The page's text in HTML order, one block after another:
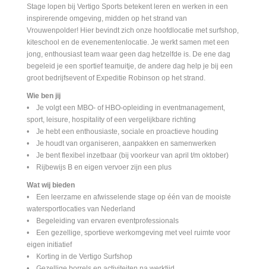
Stage lopen bij Vertigo Sports betekent leren en werken in een
inspirerende omgeving, midden op het strand van
Vrouwenpolder! Hier bevindt zich onze hoofdlocatie met surfshop,
kiteschool en de evenementenlocatie. Je werkt samen met een
jong, enthousiast team waar geen dag hetzelfde is. De ene dag
begeleid je een sportief teamuitje, de andere dag help je bij een
groot bedrijfsevent of Expeditie Robinson op het strand.
Wie ben jij
• Je volgt een MBO- of HBO-opleiding in eventmanagement,
sport, leisure, hospitality of een vergelijkbare richting
• Je hebt een enthousiaste, sociale en proactieve houding
• Je houdt van organiseren, aanpakken en samenwerken
• Je bent flexibel inzetbaar (bij voorkeur van april t/m oktober)
• Rijbewijs B en eigen vervoer zijn een plus
Wat wij bieden
• Een leerzame en afwisselende stage op één van de mooiste
watersportlocaties van Nederland
• Begeleiding van ervaren eventprofessionals
• Een gezellige, sportieve werkomgeving met veel ruimte voor
eigen initiatief
• Korting in de Vertigo Surfshop